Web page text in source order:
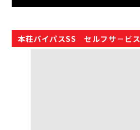
本荘バイパスSS セルフサ－ビス